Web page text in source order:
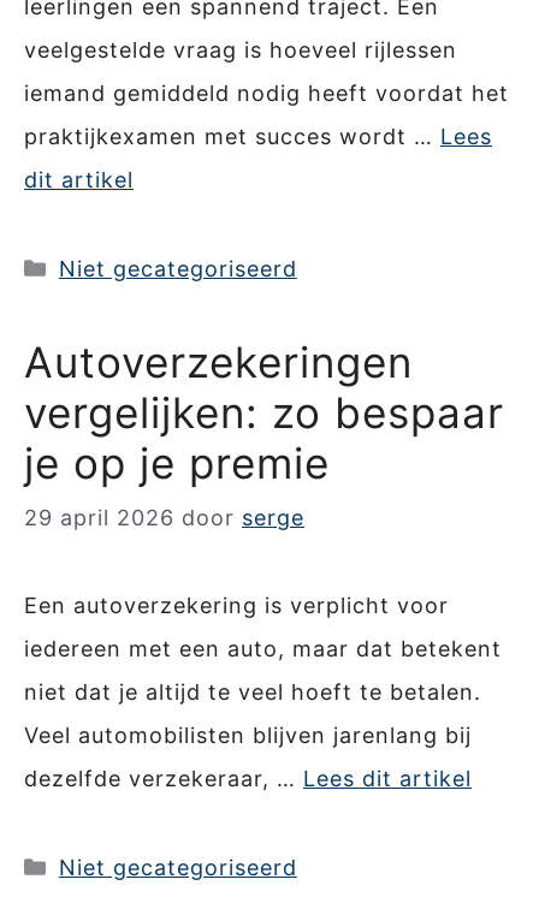
leerlingen een spannend traject. Een
veelgestelde vraag is hoeveel rijlessen
iemand gemiddeld nodig heeft voordat het
praktijkexamen met succes wordt … Lees
dit artikel
Categorieën
Niet gecategoriseerd
Autoverzekeringen
vergelijken: zo bespaar
je op je premie
29 april 2026 door serge
Een autoverzekering is verplicht voor
iedereen met een auto, maar dat betekent
niet dat je altijd te veel hoeft te betalen.
Veel automobilisten blijven jarenlang bij
dezelfde verzekeraar, … Lees dit artikel
Categorieën
Niet gecategoriseerd